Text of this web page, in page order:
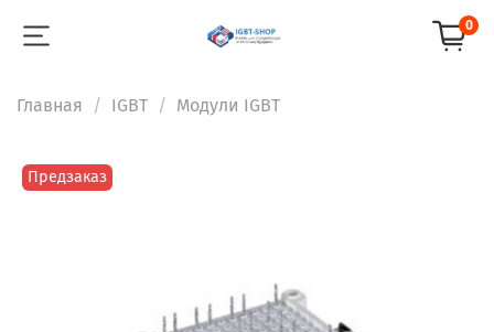
0
Главная IGBT Модули IGBT
Предзаказ